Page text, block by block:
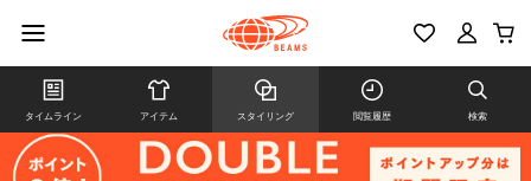
タイムライン アイテム スタイリング 閲覧履歴 検索